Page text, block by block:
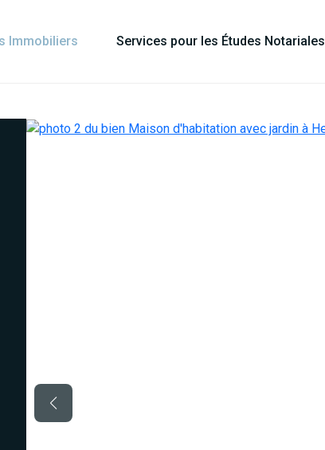
Immobiliers Services pour les Études Notariales